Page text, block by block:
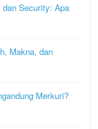
dan Security: Apa
Makna, dan
Merkuri?